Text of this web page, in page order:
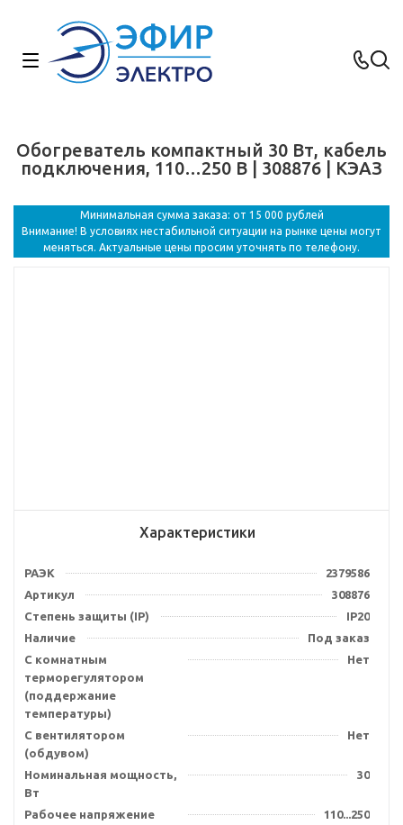
Обогреватель компактный 30 Вт, кабель
подключения, 110…250 В | 308876 | КЭАЗ
Минимальная сумма заказа: от 15 000 рублей
Внимание! В условиях нестабильной ситуации на рынке цены могут
меняться. Актуальные цены просим уточнять по телефону.
Характеристики
РАЭК
2379586
Артикул
308876
Степень защиты (IP)
IP20
Наличие
Под заказ
С комнатным
терморегулятором
(поддержание
температуры)
Нет
С вентилятором
(обдувом)
Нет
Номинальная мощность,
Вт
30
Рабочее напряжение
110...250